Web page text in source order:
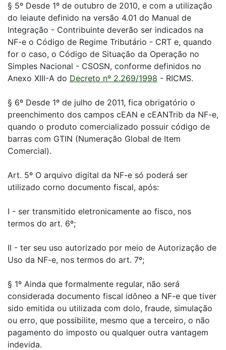
§ 5º Desde 1º de outubro de 2010, e com a utilização
do leiaute definido na versão 4.01 do Manual de
Integração - Contribuinte deverão ser indicados na
NF-e o Código de Regime Tributário - CRT e, quando
for o caso, o Código de Situação da Operação no
Simples Nacional - CSOSN, conforme definidos no
Anexo XIII-A do Decreto nº 2.269/1998 - RICMS.
§ 6º Desde 1º de julho de 2011, fica obrigatório o
preenchimento dos campos cEAN e cEANTrib da NF-e,
quando o produto comercializado possuir código de
barras com GTIN (Numeração Global de Item
Comercial).
Art. 5º O arquivo digital da NF-e só poderá ser
utilizado corno documento fiscal, após:
I - ser transmitido eletronicamente ao fisco, nos
termos do art. 6º;
II - ter seu uso autorizado por meio de Autorização de
Uso da NF-e, nos termos do art. 7º;
§ 1º Ainda que formalmente regular, não será
considerada documento fiscal idôneo a NF-e que tiver
sido emitida ou utilizada com dolo, fraude, simulação
ou erro, que possibilite, mesmo que a terceiro, o não
pagamento do imposto ou qualquer outra vantagem
indevida.